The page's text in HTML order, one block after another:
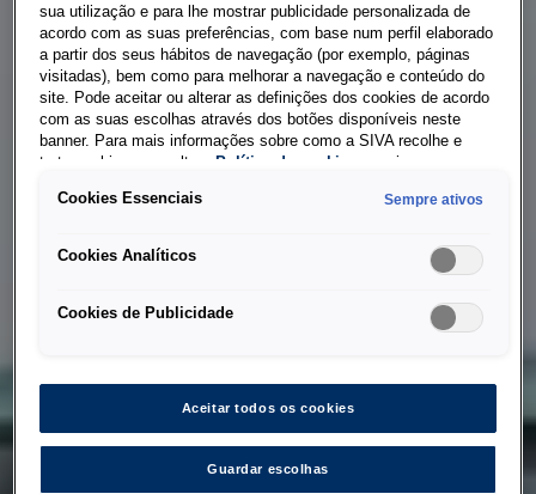
sua utilização e para lhe mostrar publicidade personalizada de
acordo com as suas preferências, com base num perfil elaborado
a partir dos seus hábitos de navegação (por exemplo, páginas
visitadas), bem como para melhorar a navegação e conteúdo do
site. Pode aceitar ou alterar as definições dos cookies de acordo
com as suas escolhas através dos botões disponíveis neste
banner. Para mais informações sobre como a SIVA recolhe e
trata cookies, consulte aPolítica de cookies em vigor.
Cookies Essenciais Sempre ativos
Cookies Analíticos
Cookies de Publicidade
Aceitar todos os cookies
Guardar escolhas